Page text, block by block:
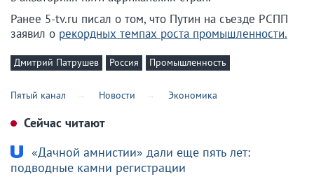
Ранее 5-tv.ru писал о том, что Путин на съезде РСПП
заявил о рекордных темпах роста промышленности.
Дмитрий Патрушев Россия Промышленность
Пятый канал Новости Экономика
Сейчас читают
«Дачной амнистии» дали еще пять лет:
подводные камни регистрации